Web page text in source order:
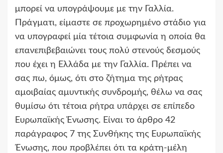
μπορεί να υπογράψουμε με την Γαλλία.
Πράγματι, είμαστε σε προχωρημένο στάδιο για
να υπογραφεί μία τέτοια συμφωνία η οποία θα
επανεπιβεβαιώνει τους πολύ στενούς δεσμούς
που έχει η Ελλάδα με την Γαλλία. Πρέπει να
σας πω, όμως, ότι στο ζήτημα της ρήτρας
αμοιβαίας αμυντικής συνδρομής, θέλω να σας
θυμίσω ότι τέτοια ρήτρα υπάρχει σε επίπεδο
Ευρωπαϊκής Ένωσης. Είναι το άρθρο 42
παράγραφος 7 της Συνθήκης της Ευρωπαϊκής
Ένωσης, που προβλέπει ότι τα κράτη-μέλη